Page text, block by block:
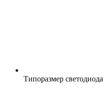
Типоразмер светодиода